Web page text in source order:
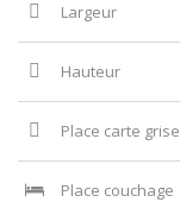
Largeur
Hauteur
Place carte grise
Place couchage